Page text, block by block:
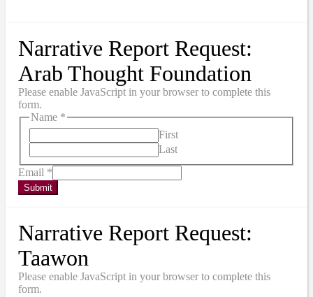
Narrative Report Request:
Arab Thought Foundation
Please enable JavaScript in your browser to complete this
form.
Name *
First
Last
Email *
Submit
Narrative Report Request:
Taawon
Please enable JavaScript in your browser to complete this
form.